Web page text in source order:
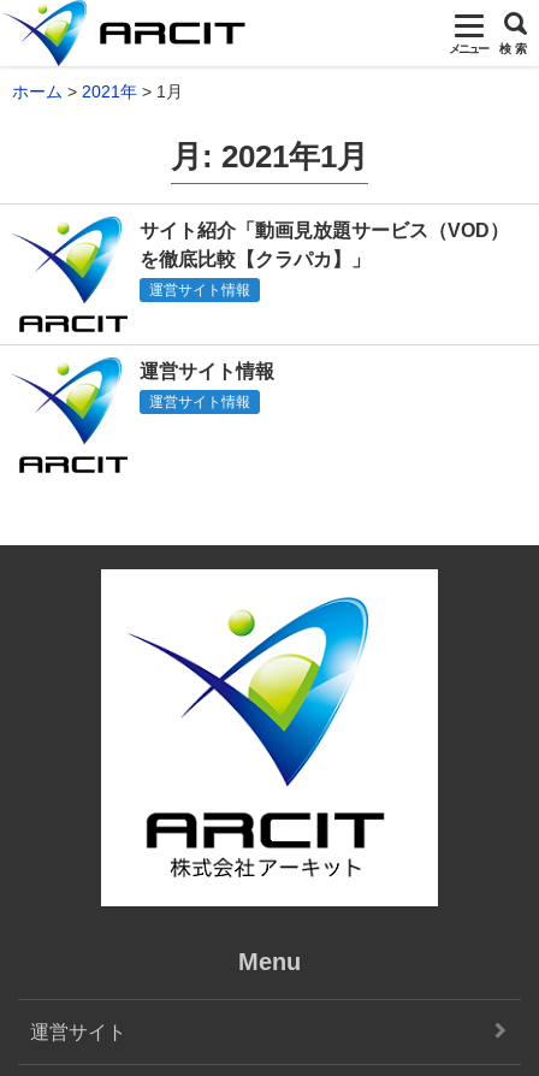
メニュー 検 索
ホーム 2021年 1月
月: 2021年1月
サイト紹介「動画見放題サービス（VOD）
を徹底比較【クラパカ】」
運営サイト情報
運営サイト情報
運営サイト情報
Menu
運営サイト